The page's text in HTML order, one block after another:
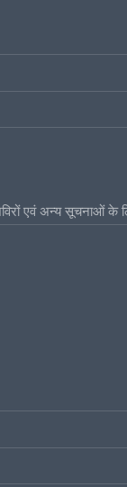
एवं अन्य सूचनाओं के